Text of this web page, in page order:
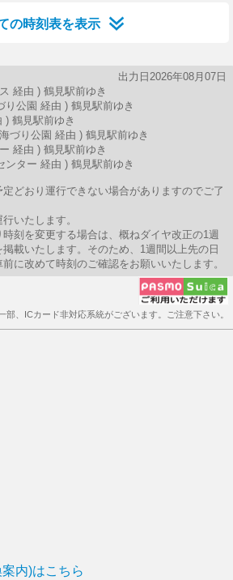
の時刻表を表示
出力日2026年08月07日
経由 ) 鶴見駅前ゆき
り公園 経由 ) 鶴見駅前ゆき
鶴見駅前ゆき
づり公園 経由 ) 鶴見駅前ゆき
経由 ) 鶴見駅前ゆき
ンター 経由 ) 鶴見駅前ゆき
どおり運行できない場合がありますのでご了
いたします。
刻を変更する場合は、概ねダイヤ改正の1週
載いたします。そのため、1週間以上先の日
に改めて時刻のご確認をお願いいたします。
部、ICカード非対応系統がございます。ご注意下さい。
内)はこちら